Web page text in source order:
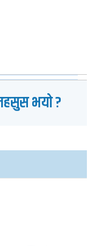
भयो ?